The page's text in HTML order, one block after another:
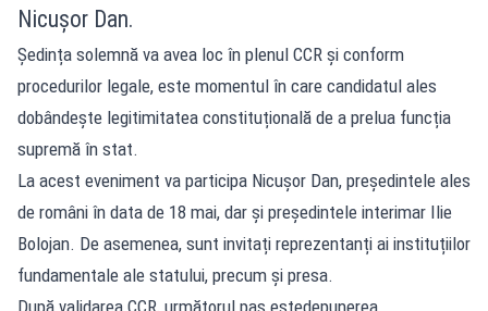
Nicușor Dan.
Ședința solemnă va avea loc în plenul CCR și conform
procedurilor legale, este momentul în care candidatul ales
dobândește legitimitatea constituțională de a prelua funcția
supremă în stat.
La acest eveniment va participa Nicușor Dan, președintele ales
de români în data de 18 mai, dar și președintele interimar Ilie
Bolojan. De asemenea, sunt invitați reprezentanți ai instituțiilor
fundamentale ale statului, precum și presa.
După validarea CCR, următorul pas estedepunerea